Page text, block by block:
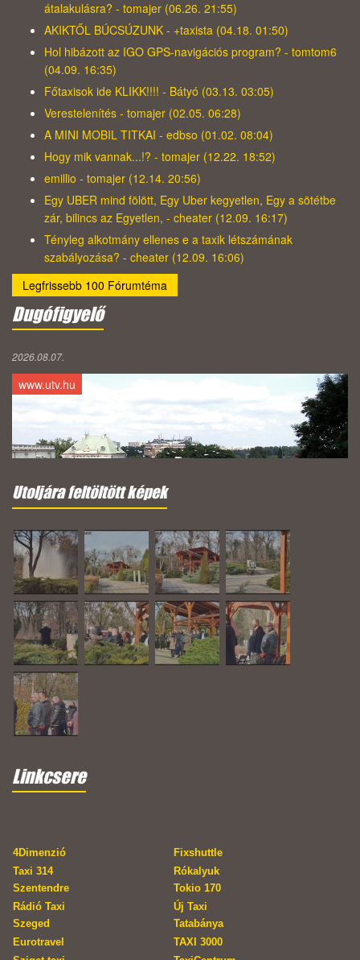
átalakulásra? - tomajer (06.26. 21:55)
AKIKTŐL BÚCSÚZUNK - +taxista (04.18. 01:50)
Hol hibázott az IGO GPS-navigációs program? - tomtom6
(04.09. 16:35)
Főtaxisok ide KLIKK!!!! - Bátyó (03.13. 03:05)
Verestelenítés - tomajer (02.05. 06:28)
A MINI MOBIL TITKAI - edbso (01.02. 08:04)
Hogy mik vannak...!? - tomajer (12.22. 18:52)
emillio - tomajer (12.14. 20:56)
Egy UBER mind fölött, Egy Uber kegyetlen, Egy a sötétbe
zár, bilincs az Egyetlen, - cheater (12.09. 16:17)
Tényleg alkotmány ellenes e a taxik létszámának
szabályozása? - cheater (12.09. 16:06)
Legfrissebb 100 Fórumtéma
Dugófigyelő
2026.08.07.
www.utv.hu
Utoljára feltöltött képek
Linkcsere
4Dimenzió
Fixshuttle
Taxi 314
Szentendre
Rókalyuk
Tokio 170
Rádió Taxi
Szeged
Új Taxi
Tatabánya
Eurotravel
TAXI 3000